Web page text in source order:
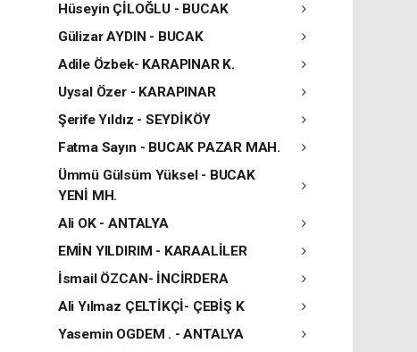
Hüseyin ÇİLOĞLU - BUCAK
Gülizar AYDIN - BUCAK
Adile Özbek- KARAPINAR K.
Uysal Özer - KARAPINAR
Şerife Yıldız - SEYDİKÖY
Fatma Sayın - BUCAK PAZAR MAH.
Ümmü Gülsüm Yüksel - BUCAK
YENİ MH.
Ali OK - ANTALYA
EMİN YILDIRIM - KARAALİLER
İsmail ÖZCAN- İNCİRDERA
Ali Yılmaz ÇELTİKÇİ- ÇEBİŞ K
Yasemin OGDEM . - ANTALYA